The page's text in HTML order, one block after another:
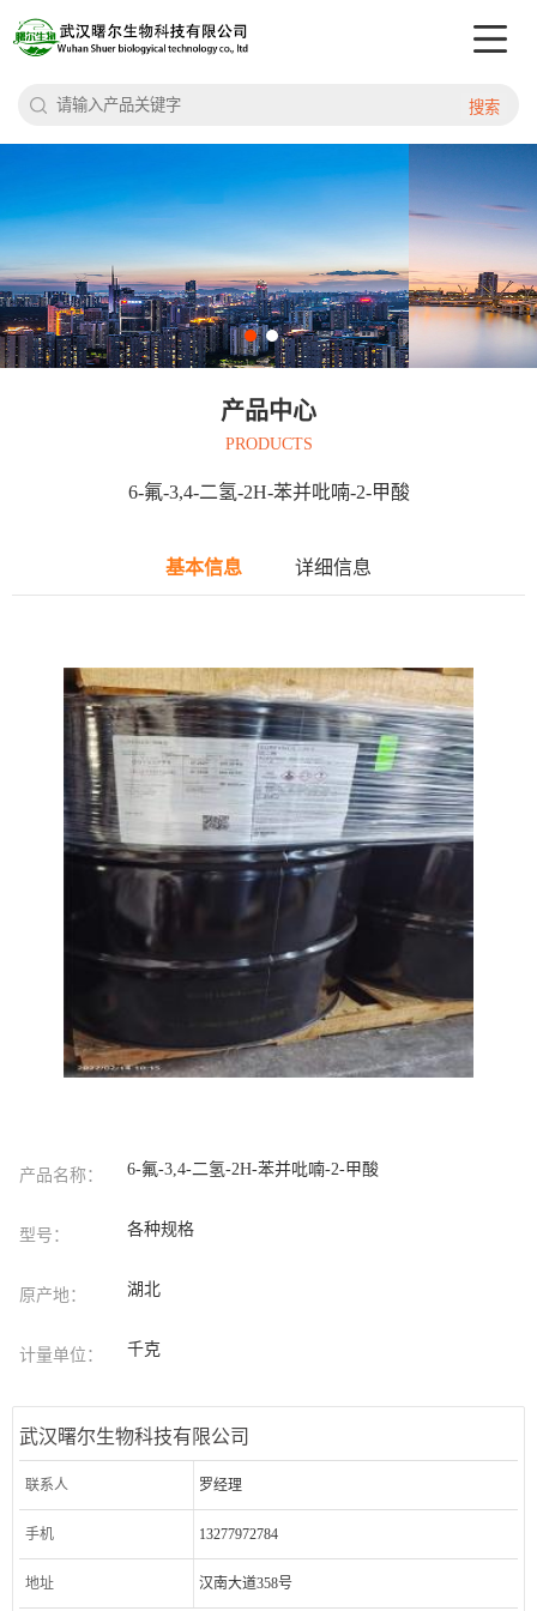
搜索
产品中心
PRODUCTS
6-氟-3,4-二氢-2H-苯并吡喃-2-甲酸
基本信息 详细信息
产品名称： 6-氟-3,4-二氢-2H-苯并吡喃-2-甲酸
型号： 各种规格
原产地： 湖北
计量单位： 千克
武汉曙尔生物科技有限公司
联系人 罗经理
手机 13277972784
地址 汉南大道358号